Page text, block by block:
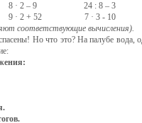
· 2 – 9 24 : 8 – 3
· 2 + 52 7 · 3 - 10
соответствующие вычисления).
Но что это? На палубе вода,